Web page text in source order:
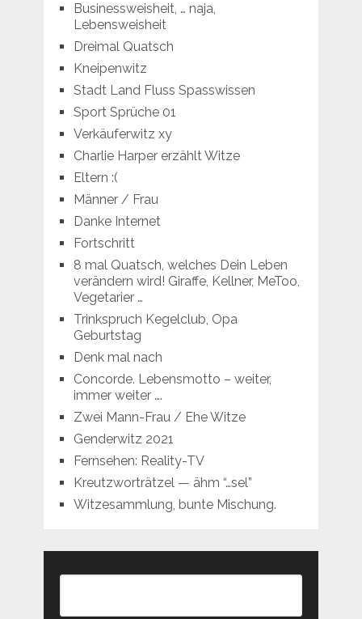
Businessweisheit, … naja,
Lebensweisheit
Dreimal Quatsch
Kneipenwitz
Stadt Land Fluss Spasswissen
Sport Sprüche 01
Verkäuferwitz xy
Charlie Harper erzählt Witze
Eltern :(
Männer / Frau
Danke Internet
Fortschritt
8 mal Quatsch, welches Dein Leben
verändern wird! Giraffe, Kellner, MeToo,
Vegetarier …
Trinkspruch Kegelclub, Opa
Geburtstag
Denk mal nach
Concorde. Lebensmotto – weiter,
immer weiter ….
Zwei Mann-Frau / Ehe Witze
Genderwitz 2021
Fernsehen: Reality-TV
Kreutzworträtzel — ähm “…sel”
Witzesammlung, bunte Mischung.